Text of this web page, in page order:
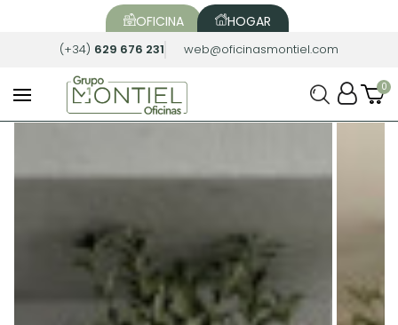
OFICINA HOGAR
(+34) 629 676 231 web@oficinasmontiel.com